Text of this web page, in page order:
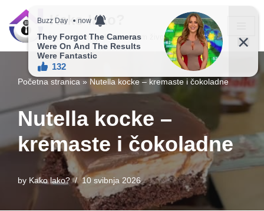
Skip
Kako lako?
Vaš vodič ka jednostavnijem životu!
Početna stranica» Nutella kocke – kremaste i čokoladne
Nutella kocke –
kremaste i čokoladne
by Kako lako? 10 svibnja 2026